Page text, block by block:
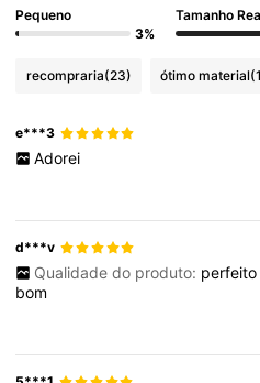
Pequeno
3%
Tamanho
recompraria(23) ótimo material
e***3
Adorei
d***v
Qualidade do produto: perfeito
bom